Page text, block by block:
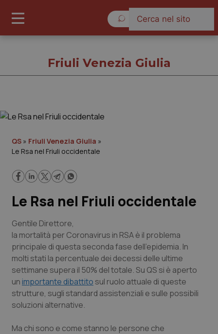
Cronache
Scienza e Farmaci
Studi e Analisi
Lettere al direttore
Friuli Venezia Giulia
QS » Friuli Venezia Giulia »
Le Rsa nel Friuli occidentale
Le Rsa nel Friuli occidentale
Gentile Direttore,
la mortalità per Coronavirus in RSA è il problema
principale di questa seconda fase dell’epidemia. In
molti stati la percentuale dei decessi delle ultime
settimane supera il 50% del totale. Su QS si è aperto
unimportante dibattito sul ruolo attuale di queste
strutture, sugli standard assistenziali e sulle possibili
soluzioni alternative.
Ma chi sono e come stanno le persone che